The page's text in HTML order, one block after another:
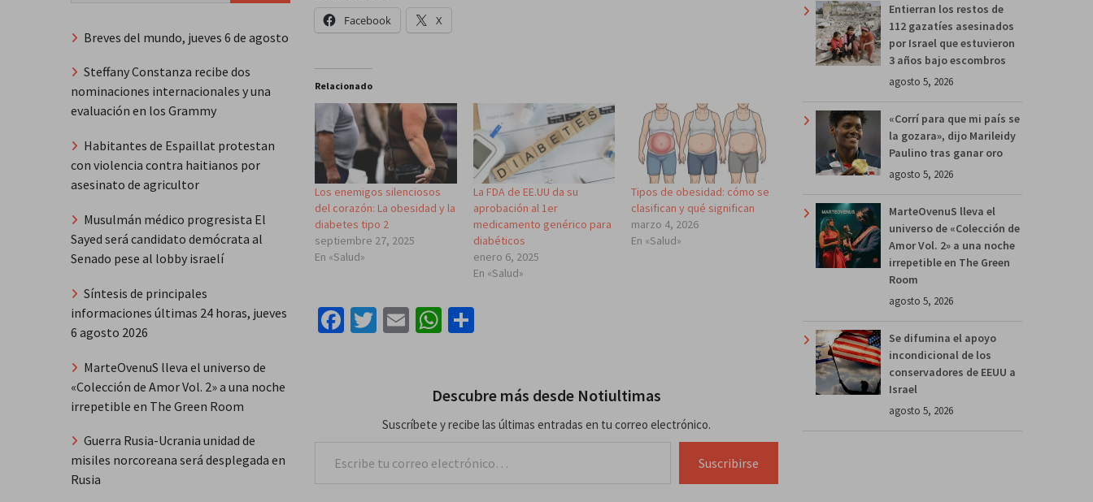
Facebook X
Relacionado
Los enemigos silenciosos
del corazón: La obesidad y la
diabetes tipo 2
septiembre 27, 2025
En «Salud»
La FDA de EE.UU da su
aprobación al 1er
medicamento genérico para
diabéticos
enero 6, 2025
En «Salud»
Tipos de obesidad: cómo se
clasifican y qué significan
marzo 4, 2026
En «Salud»
Facebook
Twitter
EmailWhatsApp
Descubre más desde Notiultimas
Suscríbete y recibe las últimas entradas en tu correo electrónico.
Suscribirse
Entierran los restos de
112 gazatíes asesinados
por Israel que estuvieron
3 años bajo escombros
agosto 5, 2026
«Corrí para que mi país se
la gozara», dijo Marileidy
Paulino tras ganar oro
agosto 5, 2026
MarteOvenuS lleva el
universo de «Colección de
Amor Vol. 2» a una noche
irrepetible en The Green
Room
agosto 5, 2026
Se difumina el apoyo
incondicional de los
conservadores de EEUU a
Israel
agosto 5, 2026
Breves del mundo, jueves 6 de agosto
Steffany Constanza recibe dos
nominaciones internacionales y una
evaluación en los Grammy
Habitantes de Espaillat protestan
con violencia contra haitianos por
asesinato de agricultor
Musulmán médico progresista El
Sayed será candidato demócrata al
Senado pese al lobby israelí
Síntesis de principales
informaciones últimas 24 horas, jueves
6 agosto 2026
MarteOvenuS lleva el universo de
«Colección de Amor Vol. 2» a una noche
irrepetible en The Green Room
Guerra Rusia-Ucrania unidad de
misiles norcoreana será desplegada en
Rusia